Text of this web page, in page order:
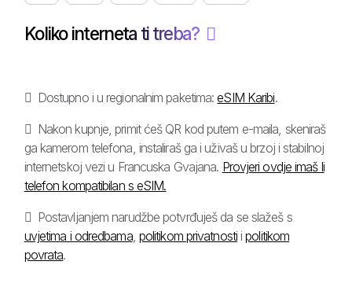
Koliko interneta ti treba?
Dostupno i u regionalnim paketima:eSIM Karibi.
Nakon kupnje, primit ćeš QR kod putem e-maila, skeniraš
ga kamerom telefona, instaliraš ga i uživaš u brzoj i stabilnoj
internetskoj vezi u Francuska Gvajana. Provjeri ovdje imaš li
telefon kompatibilan s eSIM.
Postavljanjem narudžbe potvrđuješ da se slažeš s
uvjetima i odredbama, politikom privatnostiipolitikom
povrata.